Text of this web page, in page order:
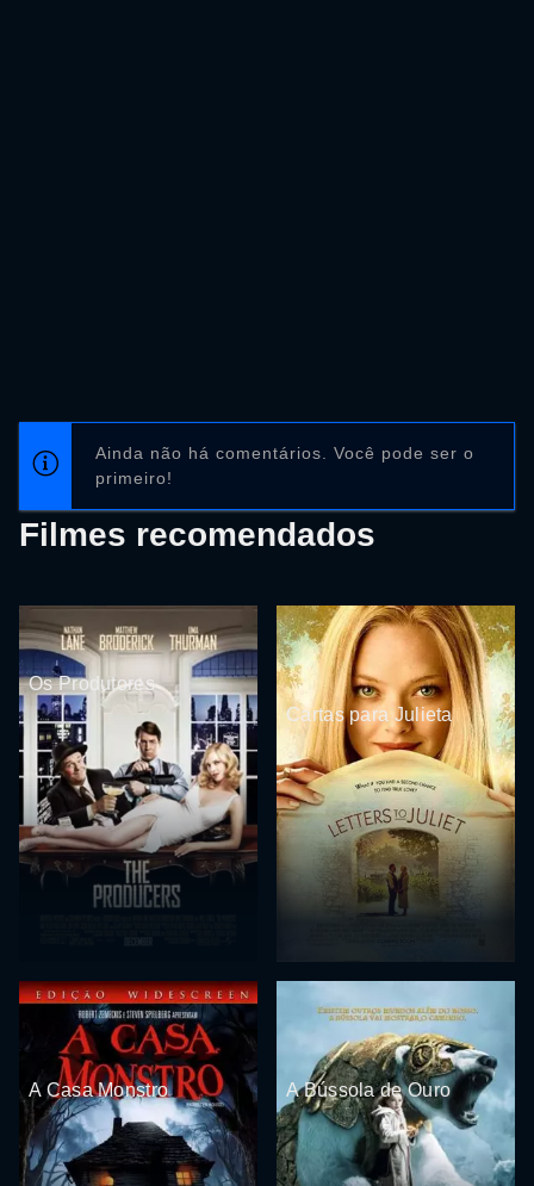
Ainda não há comentários. Você pode ser o
primeiro!
Filmes recomendados
Os Produtores
Cartas para Julieta
A Casa Monstro A Bússola de Ouro